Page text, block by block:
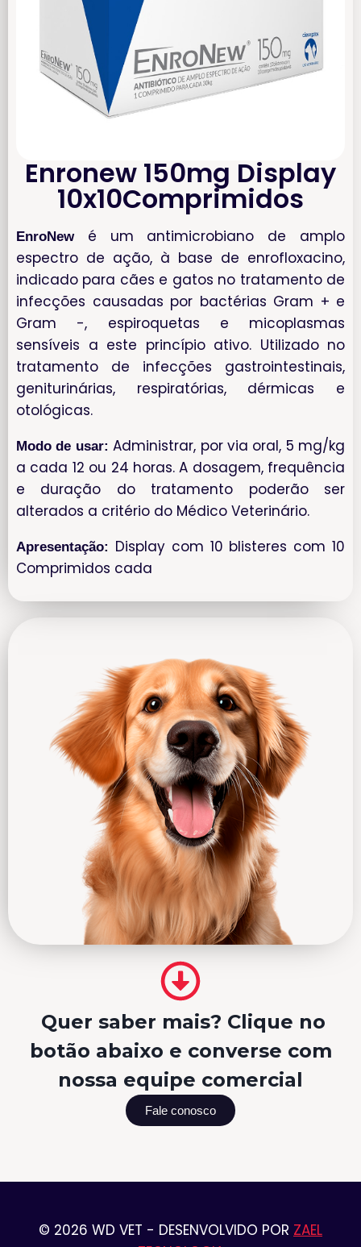
Enronew 150mg Display
10x10Comprimidos
EnroNew é um antimicrobiano de amplo
espectro de ação, à base de enrofloxacino,
indicado para cães e gatos no tratamento de
infecções causadas por bactérias Gram + e
Gram -, espiroquetas e micoplasmas
sensíveis a este princípio ativo. Utilizado no
tratamento de infecções gastrointestinais,
geniturinárias, respiratórias, dérmicas e
otológicas.
Modo de usar: Administrar, por via oral, 5 mg/kg
a cada 12 ou 24 horas. A dosagem, frequência
e duração do tratamento poderão ser
alterados a critério do Médico Veterinário.
Apresentação: Display com 10 blisteres com 10
Comprimidos cada
Quer saber mais? Clique no
botão abaixo e converse com
nossa equipe comercial
Fale conosco
© 2026 WD VET - DESENVOLVIDO POR ZAEL